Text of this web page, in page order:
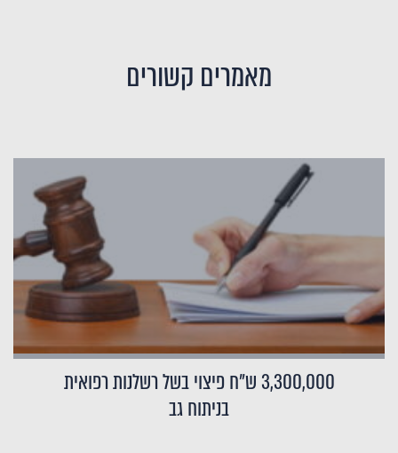
מאמרים קשורים
3,300,000 ש"ח פיצוי בשל רשלנות רפואית
בניתוח גב